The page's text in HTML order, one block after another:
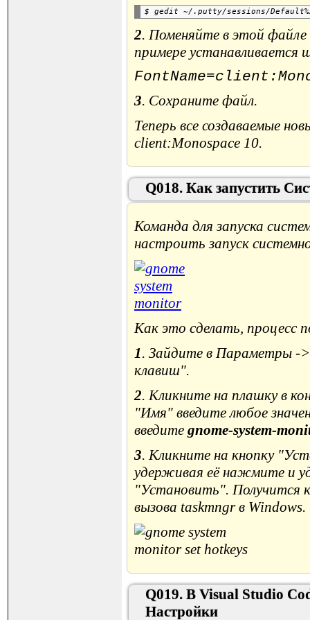
2. Поменяйте в этой
примере
3. Сохраните файл.
Теперь все создаваемые
client:Monospace 10.
Q018. Как запустить
Команда для запуска
настроить запуск
Как это сделать, процесс
1. Зайдите в Параметры -
клавиш".
2. Кликните на плашку в
"Имя" введите любое
введите gnome-system-
3. Кликните на кнопку
удерживая её нажмите и
"Установить". Получится
вызова taskmngr в Windows.
Q019. В Visual Studio
Настройки